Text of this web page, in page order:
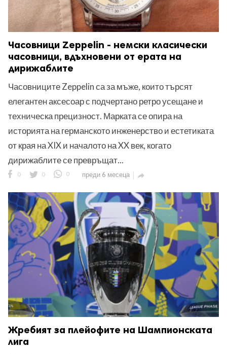
Часовници Zeppelin - немски класически
часовници, вдъхновени от ерата на
дирижаблите
Часовниците Zeppelin са за мъже, които търсят
елегантен аксесоар с подчертано ретро усещане и
техническа прецизност. Марката се опира на
историята на германското инженерство и естетиката
от края на XIX и началото на XX век, когато
дирижаблите се превръщат...
0 0 0 преди 6 месеца 
Жребият за плейофите на Шампионската
лига